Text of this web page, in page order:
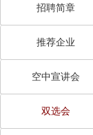
招聘简章
推荐企业
空中宣讲会
双选会